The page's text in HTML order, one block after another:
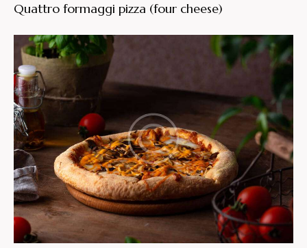
Quattro formaggi pizza (four cheese)